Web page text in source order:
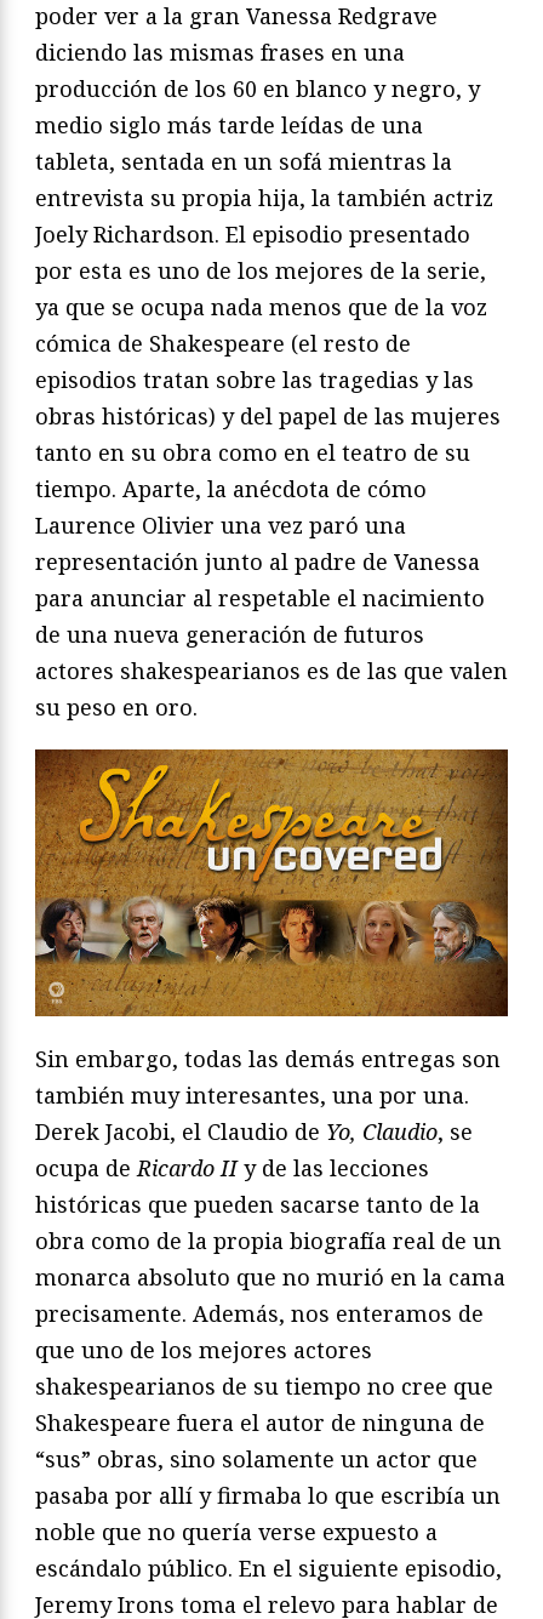
poder ver a la gran Vanessa Redgrave
diciendo las mismas frases en una
producción de los 60 en blanco y negro, y
medio siglo más tarde leídas de una
tableta, sentada en un sofá mientras la
entrevista su propia hija, la también actriz
Joely Richardson. El episodio presentado
por esta es uno de los mejores de la serie,
ya que se ocupa nada menos que de la voz
cómica de Shakespeare (el resto de
episodios tratan sobre las tragedias y las
obras históricas) y del papel de las mujeres
tanto en su obra como en el teatro de su
tiempo. Aparte, la anécdota de cómo
Laurence Olivier una vez paró una
representación junto al padre de Vanessa
para anunciar al respetable el nacimiento
de una nueva generación de futuros
actores shakespearianos es de las que valen
su peso en oro.
Sin embargo, todas las demás entregas son
también muy interesantes, una por una.
Derek Jacobi, el Claudio de Yo, Claudio, se
ocupa deRicardo IIy de las lecciones
históricas que pueden sacarse tanto de la
obra como de la propia biografía real de un
monarca absoluto que no murió en la cama
precisamente. Además, nos enteramos de
que uno de los mejores actores
shakespearianos de su tiempo no cree que
Shakespeare fuera el autor de ninguna de
“sus” obras, sino solamente un actor que
pasaba por allí y firmaba lo que escribía un
noble que no quería verse expuesto a
escándalo público. En el siguiente episodio,
Jeremy Irons toma el relevo para hablar de